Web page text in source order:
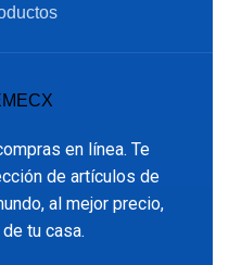
en línea. Te
de artículos de
al mejor precio,
tu casa.